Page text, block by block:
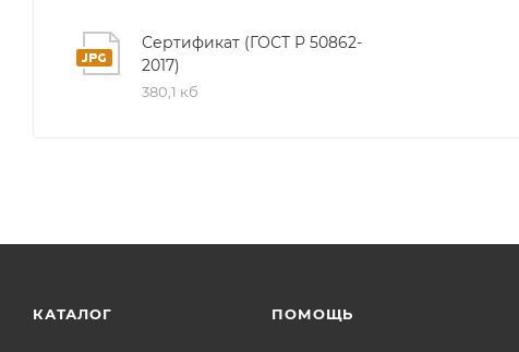
Сертификат (ГОСТ Р 50862-
2017)
380,1 кб
КАТАЛОГ ПОМОЩЬ